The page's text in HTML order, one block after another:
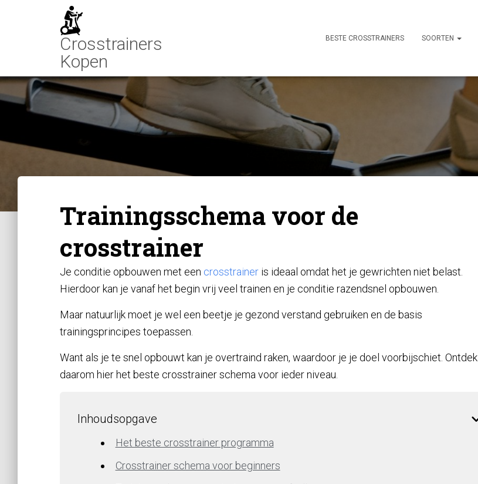
BESTE CROSSTRAINERS SOORTEN
Trainingsschema voor de
crosstrainer
Je conditie opbouwen met een crosstrainer is ideaal omdat het je gewrichten niet belast.
Hierdoor kan je vanaf het begin vrij veel trainen en je conditie razendsnel opbouwen.
Maar natuurlijk moet je wel een beetje je gezond verstand gebruiken en de basis
trainingsprincipes toepassen.
Want als je te snel opbouwt kan je overtraind raken, waardoor je je doel voorbijschiet. Ontdek
daarom hier het beste crosstrainer schema voor ieder niveau.
Inhoudsopgave
Het beste crosstrainer programma
Crosstrainer schema voor beginners